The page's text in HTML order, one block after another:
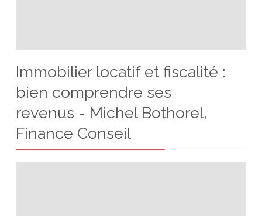
Immobilier locatif et fiscalité :
bien comprendre ses
revenus - Michel Bothorel,
Finance Conseil